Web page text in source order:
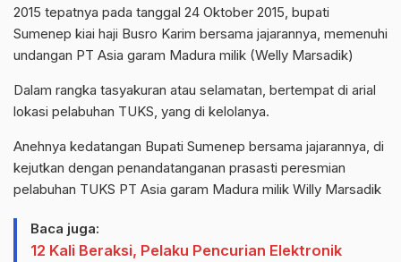
2015 tepatnya pada tanggal 24 Oktober 2015, bupati
Sumenep kiai haji Busro Karim bersama jajarannya, memenuhi
undangan PT Asia garam Madura milik (Welly Marsadik)
Dalam rangka tasyakuran atau selamatan, bertempat di arial
lokasi pelabuhan TUKS, yang di kelolanya.
Anehnya kedatangan Bupati Sumenep bersama jajarannya, di
kejutkan dengan penandatanganan prasasti peresmian
pelabuhan TUKS PT Asia garam Madura milik Willy Marsadik
Baca juga:
12 Kali Beraksi, Pelaku Pencurian Elektronik